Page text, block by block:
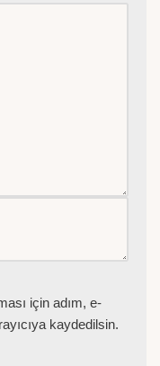
için adım, e-
kaydedilsin.